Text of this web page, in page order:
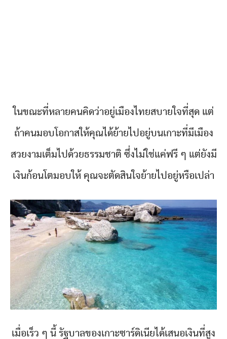
ในขณะที่หลายคนคิดว่าอยู่เมืองไทยสบายใจที่สุด แต่
ถ้าคนมอบโอกาสให้คุณได้ย้ายไปอยู่บนเกาะที่มีเมือง
สวยงามเต็มไปด้วยธรรมชาติ ซึ่งไม่ใช่แค่ฟรี ๆ แต่ยังมี
เงินก้อนโตมอบให้ คุณจะตัดสินใจย้ายไปอยู่หรือเปล่า
เมื่อเร็ว ๆ นี้ รัฐบาลของเกาะซาร์ดิเนียได้เสนอเงินที่สูง